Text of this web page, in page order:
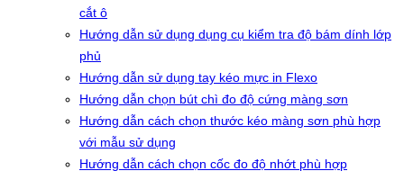
cắt ô
Hướng dẫn sử dụng dụng cụ kiểm tra độ bám dính lớp
phủ
Hướng dẫn sử dụng tay kéo mực in Flexo
Hướng dẫn chọn bút chì đo độ cứng màng sơn
Hướng dẫn cách chọn thước kéo màng sơn phù hợp
với mẫu sử dụng
Hướng dẫn cách chọn cốc đo độ nhớt phù hợp